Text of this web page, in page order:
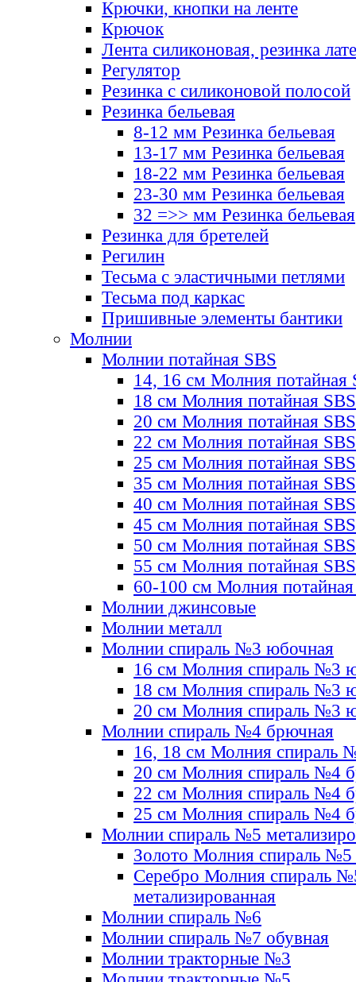
Крючки, кнопки на ленте
Крючок
Лента силиконовая, резинка
Регулятор
Резинка с силиконовой полосой
Резинка бельевая
8-12 мм Резинка бельевая
13-17 мм Резинка бельевая
18-22 мм Резинка бельевая
23-30 мм Резинка бельевая
32 =>> мм Резинка бельевая
Резинка для бретелей
Регилин
Тесьма с эластичными петлями
Тесьма под каркас
Пришивные элементы бантики
Молнии
Молнии потайная SBS
14, 16 см Молния потайная
18 см Молния потайная SBS
20 см Молния потайная SBS
22 см Молния потайная SBS
25 см Молния потайная SBS
35 см Молния потайная SBS
40 см Молния потайная SBS
45 см Молния потайная SBS
50 см Молния потайная SBS
55 см Молния потайная SBS
60-100 см Молния
Молнии джинсовые
Молнии металл
Молнии спираль №3 юбочная
16 см Молния спираль №3
18 см Молния спираль №3
20 см Молния спираль №3
Молнии спираль №4 брючная
16, 18 см Молния спираль
20 см Молния спираль №4
22 см Молния спираль №4
25 см Молния спираль №4
Молнии спираль №5
Золото Молния спираль №5
Серебро Молния спираль
метализированная
Молнии спираль №6
Молнии спираль №7 обувная
Молнии тракторные №3